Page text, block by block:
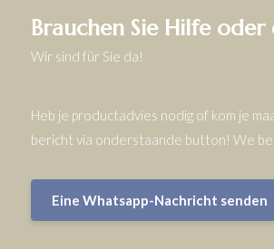
Brauchen Sie Hilfe
Wir sind für Sie da!
Heb je productadvies nodig of kom je
bericht via onderstaande button! We
Eine Whatsapp-Nachricht senden